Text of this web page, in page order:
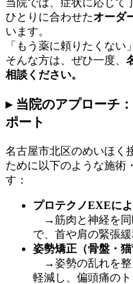
当院では、症状に応じて
ひとりに合わせたオーダ
います。
「もう薬に頼りたくない
そんな方は、ぜひ一度、
相談ください。
▸ 当院のアプローチ
ポート
名古屋市北区のめいほく
ために以下のような施術
す：
プロテクノEXEに
→筋肉と神経を同
で、首や肩の緊張
姿勢矯正（骨盤・猫
→姿勢の乱れを整
軽減し、偏頭痛の